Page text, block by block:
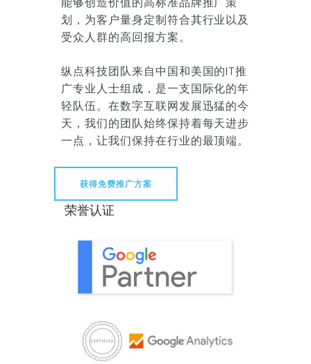
划，为客户量身定制符合其行业以及
受众人群的高回报方案。
纵点科技团队来自中国和美国的IT推
广专业人士组成，是一支国际化的年
轻队伍。在数字互联网发展迅猛的今
天，我们的团队始终保持着每天进步
一点，让我们保持在行业的最顶端。
获得免费推广方案
荣誉认证